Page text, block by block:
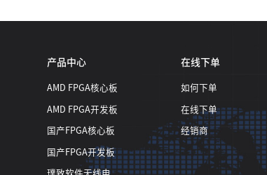
产品中心
AMD FPGA核心板
AMD FPGA开发板
国产FPGA核心板
国产FPGA开发板
在线下单
如何下单
在线下单
经销商